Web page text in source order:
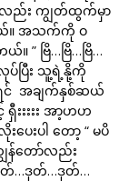
း ကျွတ်ထွက်မှာ
ယ်။ အသက်ကို ဝ
။ ” ဗြိ…ဗြိ…ဗြိ…
ပ်ပြီး သူ့ရဲ့နို့ကို
င် အချက်နှစ်ဆယ်
ရှီးးးးး အာ့ဟဟ
ပေးပါ တော့ “ မပိ
ျွန်တော်လည်း
တ်…ဒုတ်…ဒုတ်…